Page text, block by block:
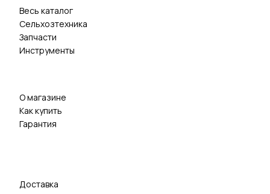
Весь каталог
Сельхозтехника
Запчасти
Инструменты
О магазине
Как купить
Гарантия
Доставка